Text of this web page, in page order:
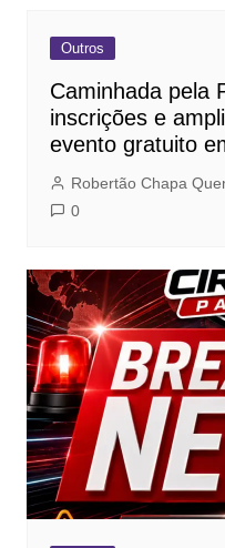
Outros
Caminhada pela
inscrições e
evento gratuito
Robertão Chapa
0